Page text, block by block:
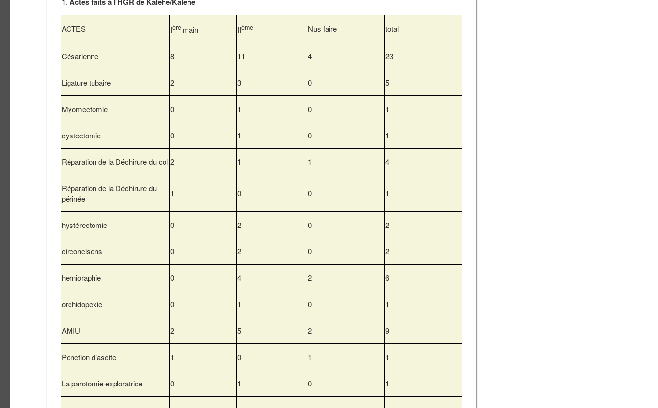
ACTES Ière main IIème Nus faire total
Césarienne 8 11 4 23
Ligature tubaire 2 3 0 5
Myomectomie 0 1 0 1
cystectomie 0 1 0 1
Réparation de la Déchirure du col 2 1 1 4
Réparation de la Déchirure du
périnée
1 0 0 1
hystérectomie 0 2 0 2
circoncisons 0 2 0 2
hernioraphie 0 4 2 6
orchidopexie 0 1 0 1
AMIU 2 5 2 9
Ponction d’ascite 1 0 1 1
La parotomie exploratrice 0 1 0 1